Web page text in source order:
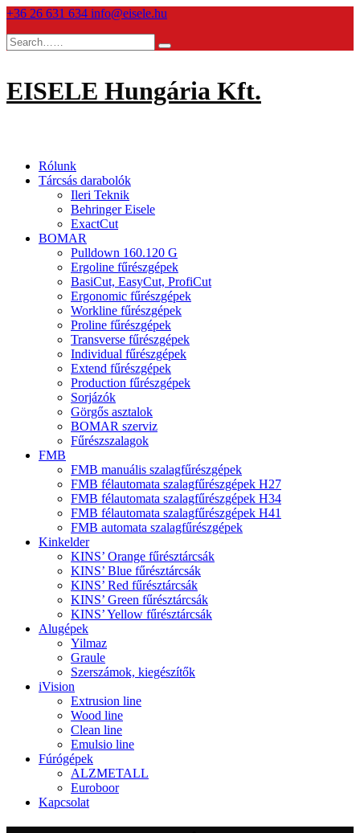
Skip
content
+36 26 631 634 info@eisele.hu
EISELE Hungária Kft.
Rólunk
Tárcsás darabolók
Ileri Teknik
Behringer Eisele
ExactCut
BOMAR
Pulldown 160.120 G
Ergoline fűrészgépek
BasiCut, EasyCut, ProfiCut
Ergonomic fűrészgépek
Workline fűrészgépek
Proline fűrészgépek
Transverse fűrészgépek
Individual fűrészgépek
Extend fűrészgépek
Production fűrészgépek
Sorjázók
Görgős asztalok
BOMAR szerviz
Fűrészszalagok
FMB
FMB manuális szalagfűrészgépek
FMB félautomata szalagfűrészgépek H27
FMB félautomata szalagfűrészgépek H34
FMB félautomata szalagfűrészgépek H41
FMB automata szalagfűrészgépek
Kinkelder
KINS’ Orange fűrésztárcsák
KINS’ Blue fűrésztárcsák
KINS’ Red fűrésztárcsák
KINS’ Green fűrésztárcsák
KINS’ Yellow fűrésztárcsák
Alugépek
Yilmaz
Graule
Szerszámok, kiegészítők
iVision
Extrusion line
Wood line
Clean line
Emulsio line
Fúrógépek
ALZMETALL
Euroboor
Kapcsolat